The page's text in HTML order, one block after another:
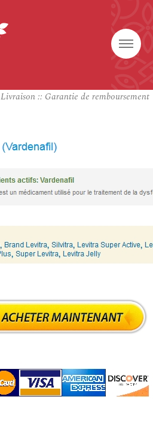
:: Garantie de remboursement